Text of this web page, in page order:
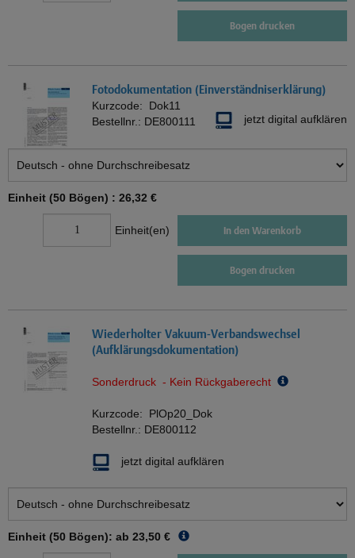
Bogen drucken
Fotodokumentation (Einverständniserklärung)
Kurzcode: Dok11
Bestellnr.: DE800111 jetzt digital aufklären
Einheit (50 Bögen) : 26,32 €
Einheit(en) In den Warenkorb
Bogen drucken
Wiederholter Vakuum-Verbandswechsel
(Aufklärungsdokumentation)
Sonderdruck - Kein Rückgaberecht
Kurzcode: PlOp20_Dok
Bestellnr.: DE800112
jetzt digital aufklären
Einheit (50 Bögen): ab 23,50 €